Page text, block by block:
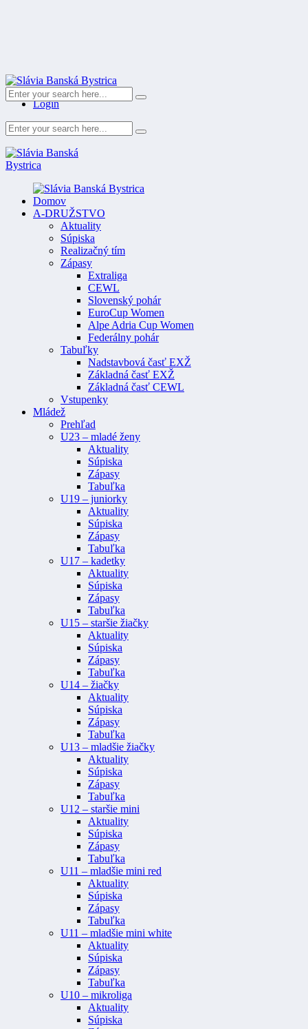
Register
Login
Domov
A-DRUŽSTVO
Aktuality
Súpiska
Realizačný tím
Zápasy
Extraliga
CEWL
Slovenský pohár
EuroCup Women
Alpe Adria Cup Women
Federálny pohár
Tabuľky
Nadstavbová časť EXŽ
Základná časť EXŽ
Základná časť CEWL
Vstupenky
Mládež
Prehľad
U23 – mladé ženy
Aktuality
Súpiska
Zápasy
Tabuľka
U19 – juniorky
Aktuality
Súpiska
Zápasy
Tabuľka
U17 – kadetky
Aktuality
Súpiska
Zápasy
Tabuľka
U15 – staršie žiačky
Aktuality
Súpiska
Zápasy
Tabuľka
U14 – žiačky
Aktuality
Súpiska
Zápasy
Tabuľka
U13 – mladšie žiačky
Aktuality
Súpiska
Zápasy
Tabuľka
U12 – staršie mini
Aktuality
Súpiska
Zápasy
Tabuľka
U11 – mladšie mini red
Aktuality
Súpiska
Zápasy
Tabuľka
U11 – mladšie mini white
Aktuality
Súpiska
Zápasy
Tabuľka
U10 – mikroliga
Aktuality
Súpiska